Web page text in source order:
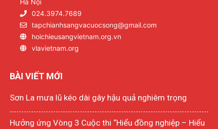
Hà Nội
024.3974.7689
tapchianhsangvacuocsong@gmail.com
hoichieusangvietnam.org.vn
vlavietnam.org
BÀI VIẾT MỚI
Sơn La mưa lũ kéo dài gây hậu quả nghiêm trọng
Hưởng ứng Vòng 3 Cuộc thi “Hiểu đồng nghiệp – Hiểu